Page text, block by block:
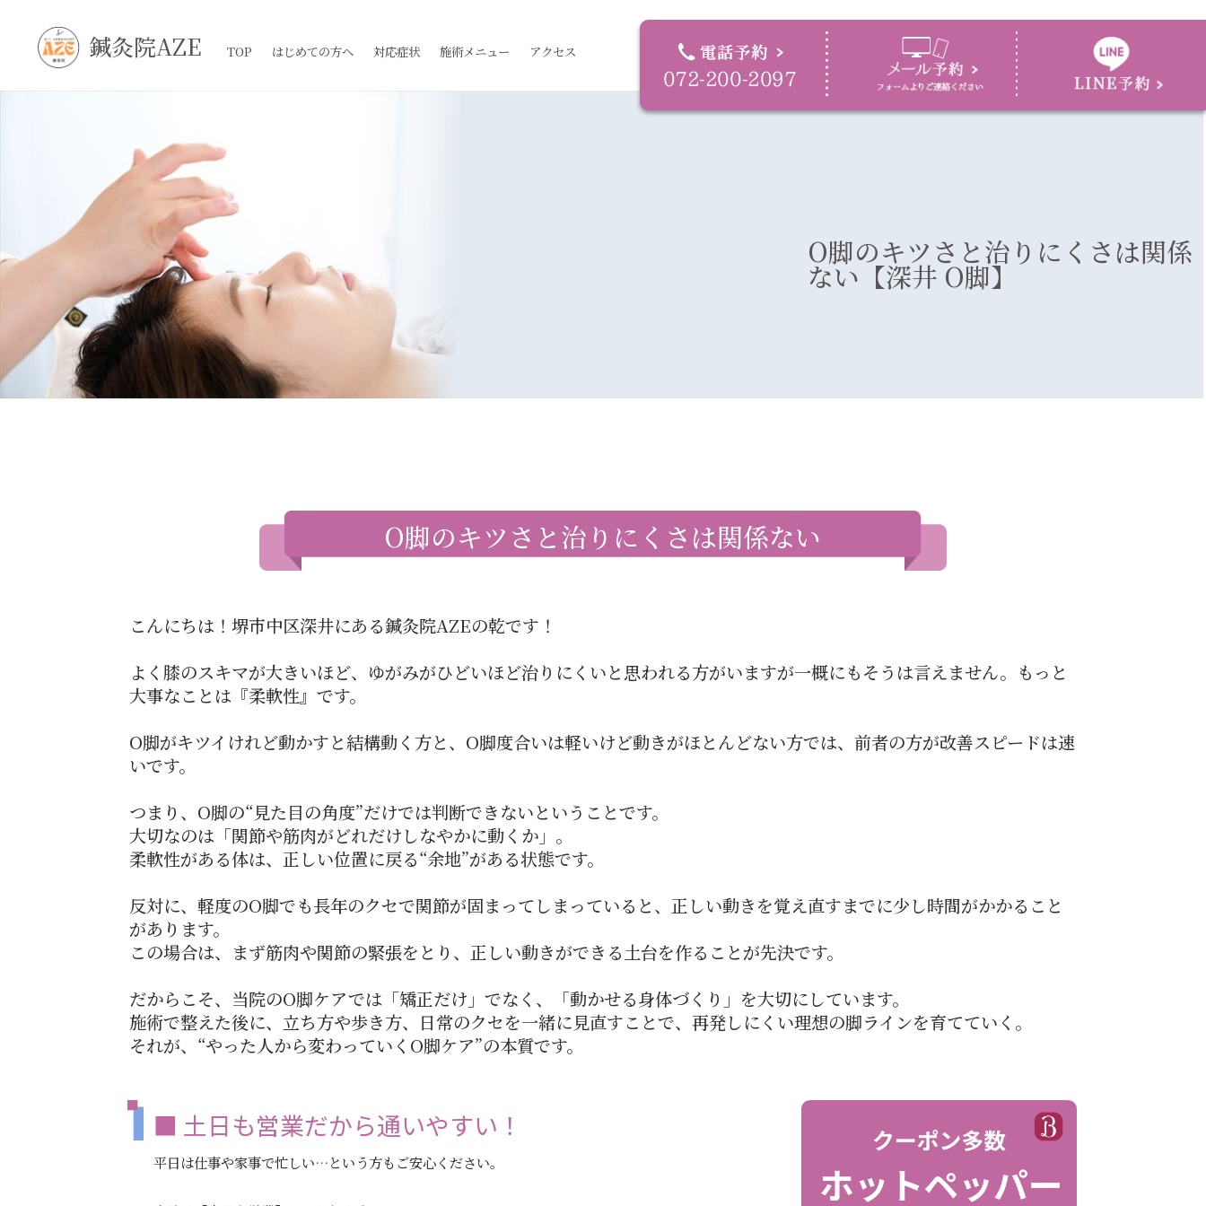
鍼灸院AZE TOP はじめての方へ 対応症状 施術メニュー アクセス
O脚のキツさと治りにくさは関係
ない【深井 O脚】
O脚のキツさと治りにくさは関係ない
こんにちは！堺市中区深井にある鍼灸院AZEの乾です！
よく膝のスキマが大きいほど、ゆがみがひどいほど治りにくいと思われる方がいますが一概にもそうは言えません。もっと
大事なことは『柔軟性』です。
O脚がキツイけれど動かすと結構動く方と、O脚度合いは軽いけど動きがほとんどない方では、前者の方が改善スピードは速
いです。
つまり、O脚の“見た目の角度”だけでは判断できないということです。
大切なのは「関節や筋肉がどれだけしなやかに動くか」。
柔軟性がある体は、正しい位置に戻る“余地”がある状態です。
反対に、軽度のO脚でも長年のクセで関節が固まってしまっていると、正しい動きを覚え直すまでに少し時間がかかること
があります。
この場合は、まず筋肉や関節の緊張をとり、正しい動きができる土台を作ることが先決です。
だからこそ、当院のO脚ケアでは「矯正だけ」でなく、「動かせる身体づくり」を大切にしています。
施術で整えた後に、立ち方や歩き方、日常のクセを一緒に見直すことで、再発しにくい理想の脚ラインを育てていく。
それが、“やった人から変わっていくO脚ケア”の本質です。
■ 土日も営業だから通いやすい！
平日は仕事や家事で忙しい…という方もご安心ください。